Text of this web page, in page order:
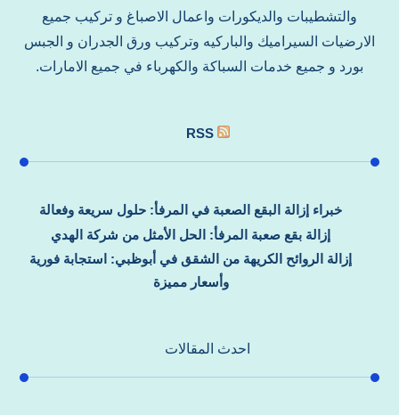
والتشطيبات والديكورات واعمال الاصباغ و تركيب جميع
الارضيات السيراميك والباركيه وتركيب ورق الجدران و الجبس
بورد و جميع خدمات السباكة والكهرباء في جميع الامارات.
RSS
خبراء إزالة البقع الصعبة في المرفأ: حلول سريعة وفعالة
إزالة بقع صعبة المرفأ: الحل الأمثل من شركة الهدي
إزالة الروائح الكريهة من الشقق في أبوظبي: استجابة فورية
وأسعار مميزة
احدث المقالات